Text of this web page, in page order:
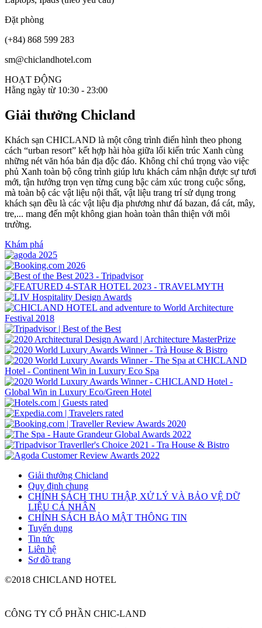
Đặt phòng
(+84) 868 599 283
sm@chiclandhotel.com
HOẠT ĐỘNG
Hằng ngày từ 10:30 - 23:00
Giải thưởng Chicland
Khách sạn CHICLAND là một công trình điển hình theo phong
cách “urban resort” kết hợp hài hòa giữa lối kiến trúc Xanh cùng
những nét văn hóa bản địa độc đáo. Không chỉ chú trọng vào việc
phủ Xanh toàn bộ công trình giúp lưu khách cảm nhận được sự tươi
mới, tận hưởng trọn vẹn từng cung bậc cảm xúc trong cuộc sống,
mà toàn bộ các vật liệu nội thất, vật liệu trang trí sử dụng trong
khách sạn đều là các vật liệu địa phương như đá bazan, đá cát, mây,
tre,... mang đến một không gian hoàn toàn thân thiện với môi
trường.
Khám phá
Giải thưởng Chicland
Quy định chung
CHÍNH SÁCH THU THẬP, XỬ LÝ VÀ BẢO VỆ DỮ
LIỆU CÁ NHÂN
CHÍNH SÁCH BẢO MẬT THÔNG TIN
Tuyển dụng
Tin tức
Liên hệ
Sơ đồ trang
©2018 CHICLAND HOTEL
CÔNG TY CỔ PHẦN CHIC-LAND